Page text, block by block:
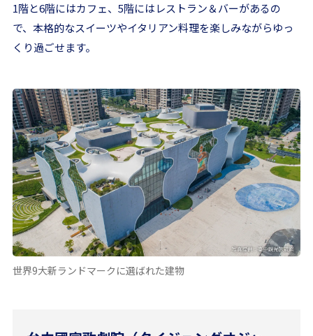
1階と6階にはカフェ、5階にはレストラン＆バーがあるの
で、本格的なスイーツやイタリアン料理を楽しみながらゆっ
くり過ごせます。
世界9大新ランドマークに選ばれた建物